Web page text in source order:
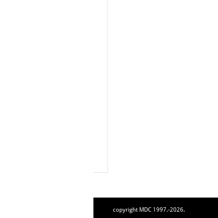
copyright MDC 1997.-2026.